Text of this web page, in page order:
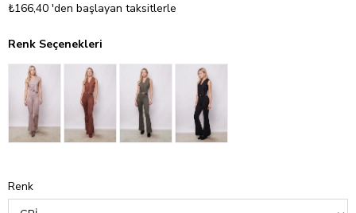
₺166,40 'den başlayan taksitlerle
Renk Seçenekleri
Renk